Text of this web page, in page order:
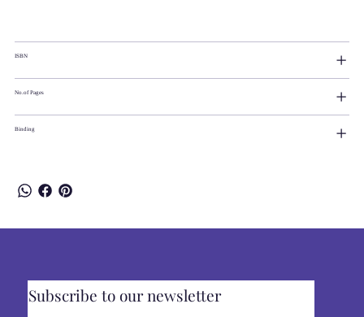
ISBN
No.of Pages
Binding
Subscribe to our newsletter